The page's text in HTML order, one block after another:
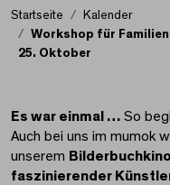
Startseite
Kalender
Workshop für
25. Oktober
Es war einmal … So
Auch bei uns im mumok
unserem Bilderbuchkino
faszinierender